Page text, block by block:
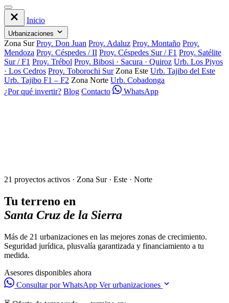
Inicio
Urbanizaciones
Zona Sur Proy. Don Juan Proy. Adaluz Proy. Montaño Proy.
Mendoza Proy. Céspedes / II Proy. Céspedes Sur / F1 Proy. Satélite
Sur / F1 Proy. Trébol Proy. Bibosi · Sacura · Quiroz Urb. Los Piyos
· Los Cedros Proy. Toborochi Sur Zona Este Urb. Tajibo del Este
Urb. Tajibo F1 – F2 Zona Norte Urb. Cobadonga
¿Por qué invertir? Blog Contacto WhatsApp
21 proyectos activos · Zona Sur · Este · Norte
Tu terreno en
Santa Cruz de la Sierra
Más de 21 urbanizaciones en las mejores zonas de crecimiento.
Seguridad jurídica, plusvalía garantizada y financiamiento a tu
medida.
Asesores disponibles ahora
Consultar por WhatsApp Ver urbanizaciones